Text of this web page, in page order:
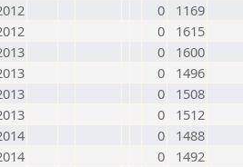
0
1169
0
1615
0
1600
0
1496
0
1508
0
1512
0
1488
0
1492